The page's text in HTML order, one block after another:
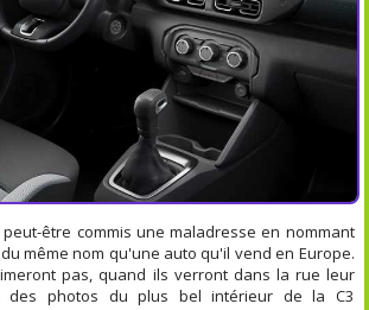
être commis une maladresse en nommant
même nom qu'une auto qu'il vend en Europe.
pas, quand ils verront dans la rue leur
des photos du plus bel intérieur de la C3